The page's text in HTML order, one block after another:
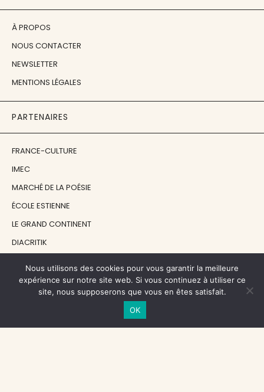
À PROPOS
NOUS CONTACTER
NEWSLETTER
MENTIONS LÉGALES
PARTENAIRES
FRANCE-CULTURE
IMEC
MARCHÉ DE LA POÉSIE
ÉCOLE ESTIENNE
LE GRAND CONTINENT
DIACRITIK
NOS SOUTIENS
CENTRE NATIONAL DU LIVRE
Nous utilisons des cookies pour vous garantir la meilleure
expérience sur notre site web. Si vous continuez à utiliser ce
site, nous supposerons que vous en êtes satisfait.
OK